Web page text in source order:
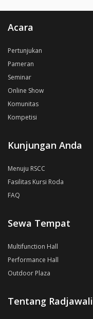
Acara
Pertunjukan
Pameran
Seminar
Online Show
Komunitas
Kompetisi
Kunjungan Anda
Menuju RSCC
Fasilitas Kursi Roda
FAQ
Sewa Tempat
Multifunction Hall
Performance Hall
Outdoor Plaza
Tentang Radjawali